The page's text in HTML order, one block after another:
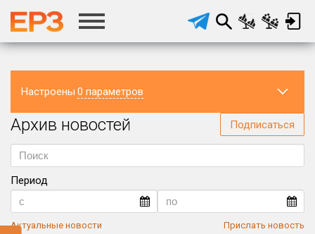
Настроены 0 параметров
Регион
Архив новостей Подписаться
Период
Актуальные новости Прислать новость